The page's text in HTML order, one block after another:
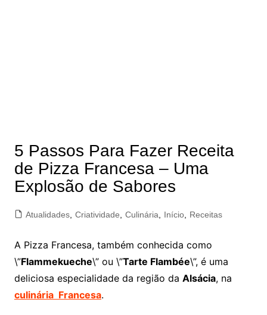
5 Passos Para Fazer Receita
de Pizza Francesa – Uma
Explosão de Sabores
Atualidades, Criatividade Culinária Início, Receitas
A Pizza Francesa, também conhecida como
\”Flammekueche\” ou \”Tarte Flambée\”, é uma
deliciosa especialidade da região da Alsácia, na
culinária Francesa.